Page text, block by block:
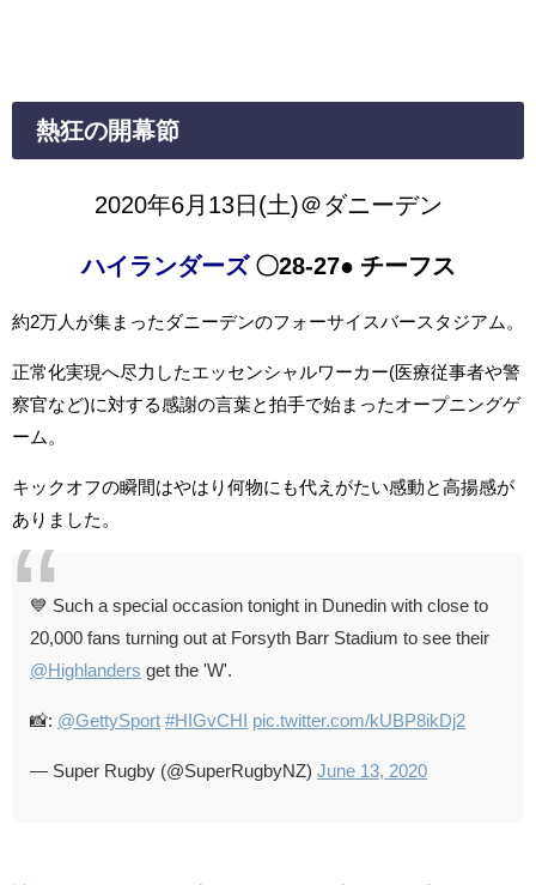
熱狂の開幕節
2020年6月13日(土)＠ダニーデン
ハイランダーズ〇28-27● チーフス
約2万人が集まったダニーデンのフォーサイスバースタジアム。
正常化実現へ尽力したエッセンシャルワーカー(医療従事者や警
察官など)に対する感謝の言葉と拍手で始まったオープニングゲ
ーム。
キックオフの瞬間はやはり何物にも代えがたい感動と高揚感が
ありました。
💙 Such a special occasion tonight in Dunedin with close to
20,000 fans turning out at Forsyth Barr Stadium to see their
@Highlanders get the 'W'.
📸: @GettySport #HIGvCHI pic.twitter.com/kUBP8ikDj2
— Super Rugby (@SuperRugbyNZ) June 13, 2020